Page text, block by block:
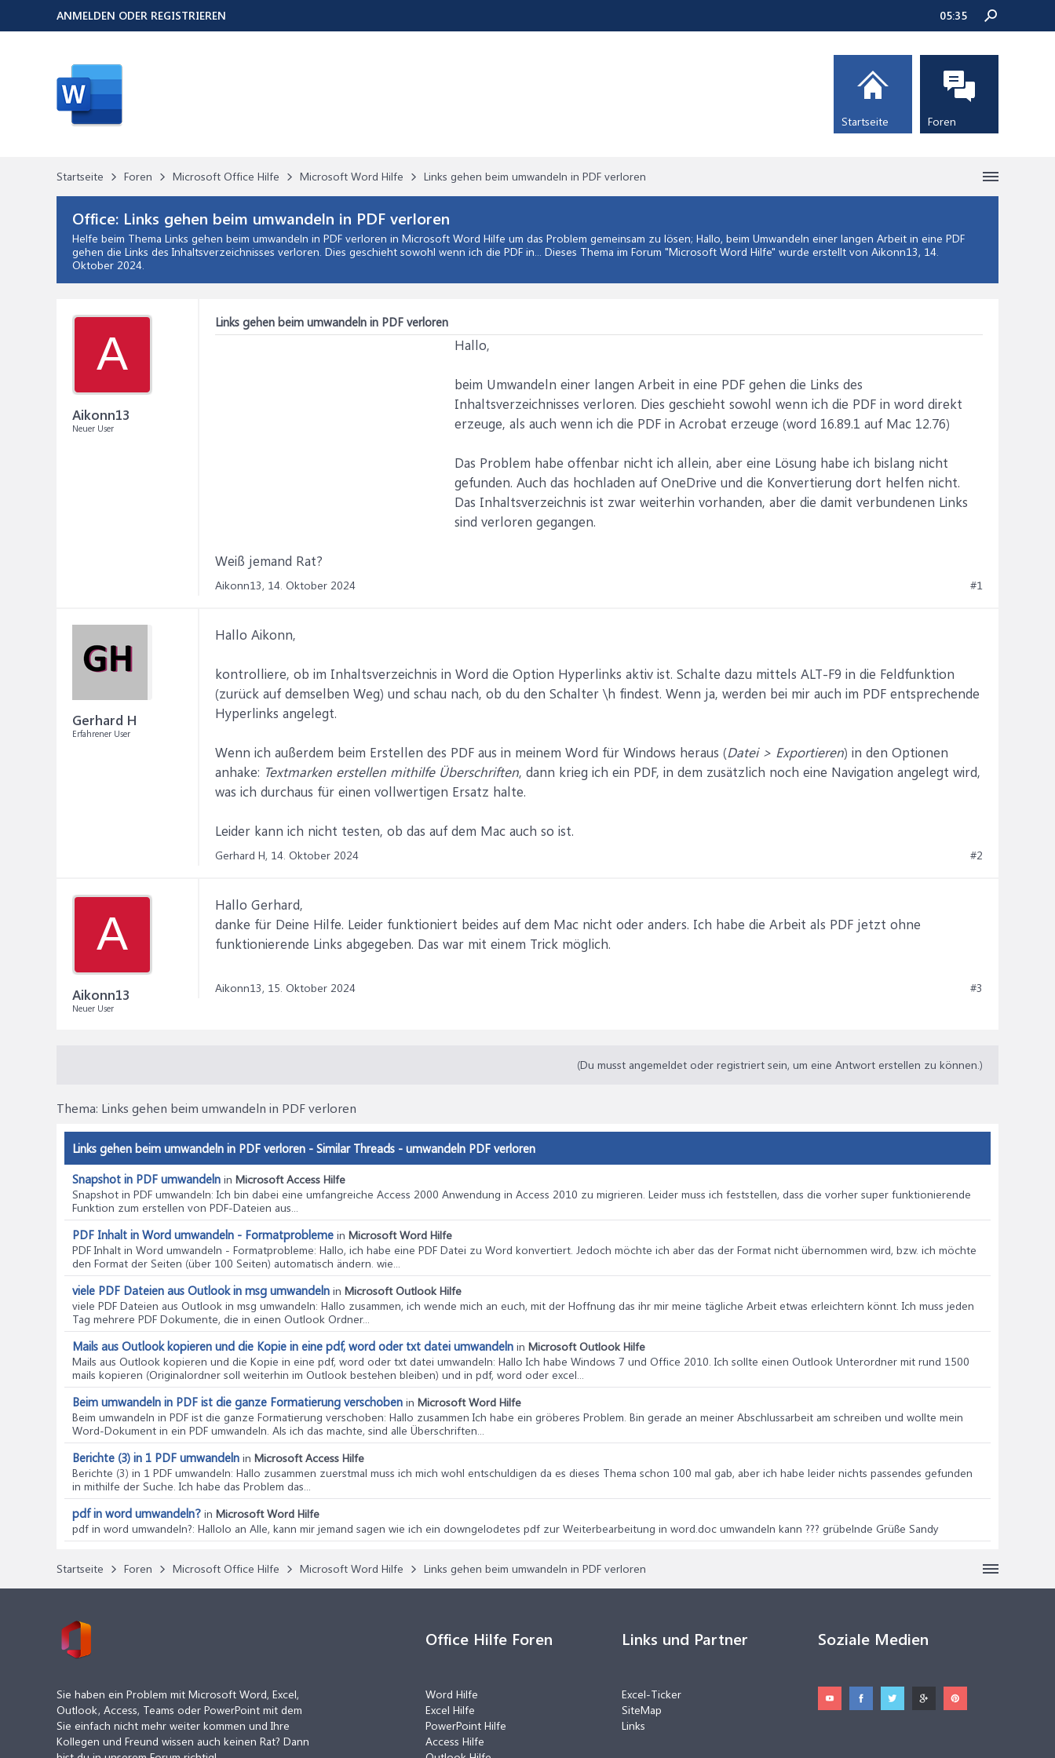
Startseite Foren Microsoft Office Hilfe Microsoft Word Hilfe Links gehen beim umwandeln in PDF verloren
Office: Links gehen beim umwandeln in PDF verloren
Helfe beim Thema Links gehen beim umwandeln in PDF verloren in Microsoft Word Hilfe um das Problem gemeinsam zu lösen; Hallo, beim Umwandeln einer langen Arbeit in eine PDF
gehen die Links des Inhaltsverzeichnisses verloren. Dies geschieht sowohl wenn ich die PDF in... Dieses Thema im Forum "Microsoft Word Hilfe" wurde erstellt von Aikonn13, 14.
Oktober 2024.
A
Aikonn13
Neuer User
Links gehen beim umwandeln in PDF verloren
Hallo,
beim Umwandeln einer langen Arbeit in eine PDF gehen die Links des
Inhaltsverzeichnisses verloren. Dies geschieht sowohl wenn ich die PDF in word direkt
erzeuge, als auch wenn ich die PDF in Acrobat erzeuge (word 16.89.1 auf Mac 12.76)
Das Problem habe offenbar nicht ich allein, aber eine Lösung habe ich bislang nicht
gefunden. Auch das hochladen auf OneDrive und die Konvertierung dort helfen nicht.
Das Inhaltsverzeichnis ist zwar weiterhin vorhanden, aber die damit verbundenen Links
sind verloren gegangen.
Weiß jemand Rat?
Aikonn13, 14. Oktober 2024 #1
Gerhard H
Erfahrener User
Hallo Aikonn,
kontrolliere, ob im Inhaltsverzeichnis in Word die Option Hyperlinks aktiv ist. Schalte dazu mittels ALT-F9 in die Feldfunktion
(zurück auf demselben Weg) und schau nach, ob du den Schalter \h findest. Wenn ja, werden bei mir auch im PDF entsprechende
Hyperlinks angelegt.
Wenn ich außerdem beim Erstellen des PDF aus in meinem Word für Windows heraus (Datei > Exportieren) in den Optionen
anhake: Textmarken erstellen mithilfe Überschriften, dann krieg ich ein PDF, in dem zusätzlich noch eine Navigation angelegt wird,
was ich durchaus für einen vollwertigen Ersatz halte.
Leider kann ich nicht testen, ob das auf dem Mac auch so ist.
Gerhard H, 14. Oktober 2024 #2
A
Aikonn13
Neuer User
Hallo Gerhard,
danke für Deine Hilfe. Leider funktioniert beides auf dem Mac nicht oder anders. Ich habe die Arbeit als PDF jetzt ohne
funktionierende Links abgegeben. Das war mit einem Trick möglich.
Aikonn13, 15. Oktober 2024 #3
(Du musst angemeldet oder registriert sein, um eine Antwort erstellen zu können.)
Thema: Links gehen beim umwandeln in PDF verloren
Links gehen beim umwandeln in PDF verloren - Similar Threads - umwandeln PDF verloren
Snapshot in PDF umwandeln in Microsoft Access Hilfe
Snapshot in PDF umwandeln: Ich bin dabei eine umfangreiche Access 2000 Anwendung in Access 2010 zu migrieren. Leider muss ich feststellen, dass die vorher super funktionierende
Funktion zum erstellen von PDF-Dateien aus...
PDF Inhalt in Word umwandeln - Formatprobleme in Microsoft Word Hilfe
PDF Inhalt in Word umwandeln - Formatprobleme: Hallo, ich habe eine PDF Datei zu Word konvertiert. Jedoch möchte ich aber das der Format nicht übernommen wird, bzw. ich möchte
den Format der Seiten (über 100 Seiten) automatisch ändern. wie...
viele PDF Dateien aus Outlook in msg umwandeln in Microsoft Outlook Hilfe
viele PDF Dateien aus Outlook in msg umwandeln: Hallo zusammen, ich wende mich an euch, mit der Hoffnung das ihr mir meine tägliche Arbeit etwas erleichtern könnt. Ich muss jeden
Tag mehrere PDF Dokumente, die in einen Outlook Ordner...
Mails aus Outlook kopieren und die Kopie in eine pdf, word oder txt datei umwandeln in Microsoft Outlook Hilfe
Mails aus Outlook kopieren und die Kopie in eine pdf, word oder txt datei umwandeln: Hallo Ich habe Windows 7 und Office 2010. Ich sollte einen Outlook Unterordner mit rund 1500
mails kopieren (Originalordner soll weiterhin im Outlook bestehen bleiben) und in pdf, word oder excel...
Beim umwandeln in PDF ist die ganze Formatierung verschoben in Microsoft Word Hilfe
Beim umwandeln in PDF ist die ganze Formatierung verschoben: Hallo zusammen Ich habe ein gröberes Problem. Bin gerade an meiner Abschlussarbeit am schreiben und wollte mein
Word-Dokument in ein PDF umwandeln. Als ich das machte, sind alle Überschriften...
Berichte (3) in 1 PDF umwandeln in Microsoft Access Hilfe
Berichte (3) in 1 PDF umwandeln: Hallo zusammen zuerstmal muss ich mich wohl entschuldigen da es dieses Thema schon 100 mal gab, aber ich habe leider nichts passendes gefunden
in mithilfe der Suche. Ich habe das Problem das...
pdf in word umwandeln? in Microsoft Word Hilfe
pdf in word umwandeln?: Hallolo an Alle, kann mir jemand sagen wie ich ein downgelodetes pdf zur Weiterbearbeitung in word.doc umwandeln kann ??? grübelnde Grüße Sandy
Startseite Foren Microsoft Office Hilfe Microsoft Word Hilfe Links gehen beim umwandeln in PDF verloren
ANMELDEN ODER REGISTRIEREN 05:35
Startseite Foren
Sie haben ein Problem mit Microsoft Word, Excel,
Outlook, Access, Teams oder PowerPoint mit dem
Sie einfach nicht mehr weiter kommen und Ihre
Kollegen und Freund wissen auch keinen Rat? Dann
Office Hilfe Foren
Word Hilfe
Excel Hilfe
PowerPoint Hilfe
Access Hilfe
Links und Partner
Excel-Ticker
SiteMap
Links
Soziale Medien